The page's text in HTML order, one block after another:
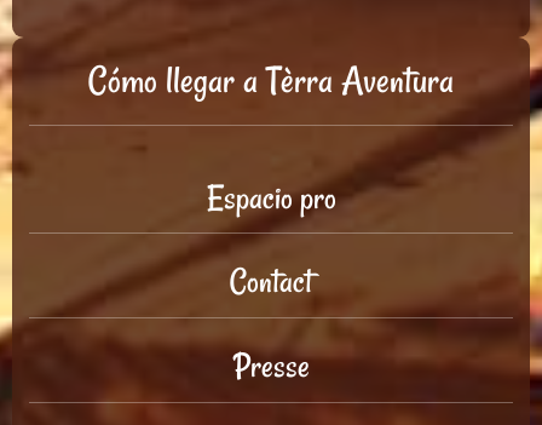
Cómo llegar a Tèrra Aventura
Espacio pro
Contact
Presse